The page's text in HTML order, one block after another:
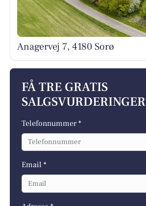
Anagervej 7, 4180 Sorø
FÅ TRE GRATIS
SALGSVURDERINGER
Telefonnummer *
Email *